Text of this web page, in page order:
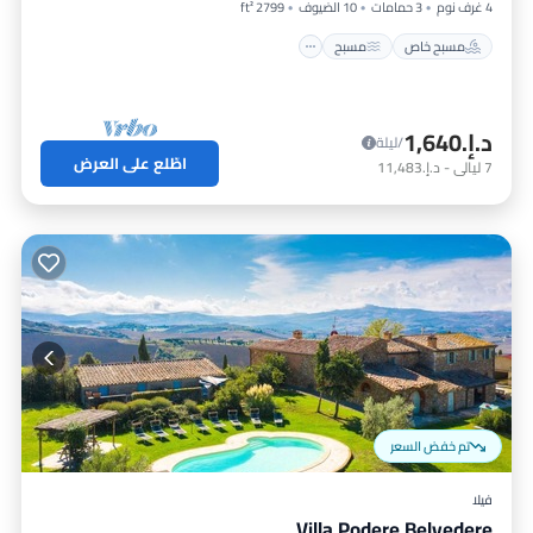
4 غرف نوم 3 حمامات 10 الضيوف
2799 ft²
مسبح خاص
مسبح
د.إ.‏1,640
/ليلة
7ليالي- د.إ.‏11,483 اطّلع على العرض
تم خفض السعر
فيلا